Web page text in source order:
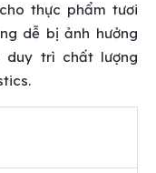
thực phẩm tươi
dễ bị ảnh hưởng
duy trì chất lượng